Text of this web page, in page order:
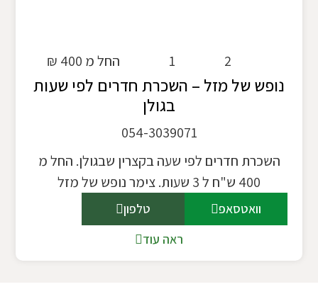
החל מ 400 ₪ 1 2
נופש של מזל – השכרת חדרים לפי שעות
בגולן
054-3039071
השכרת חדרים לפי שעה בקצרין שבגולן. החל מ
400 ש"ח ל 3 שעות. צימר נופש של מזל
וואטסאפ
טלפון
ראה עוד